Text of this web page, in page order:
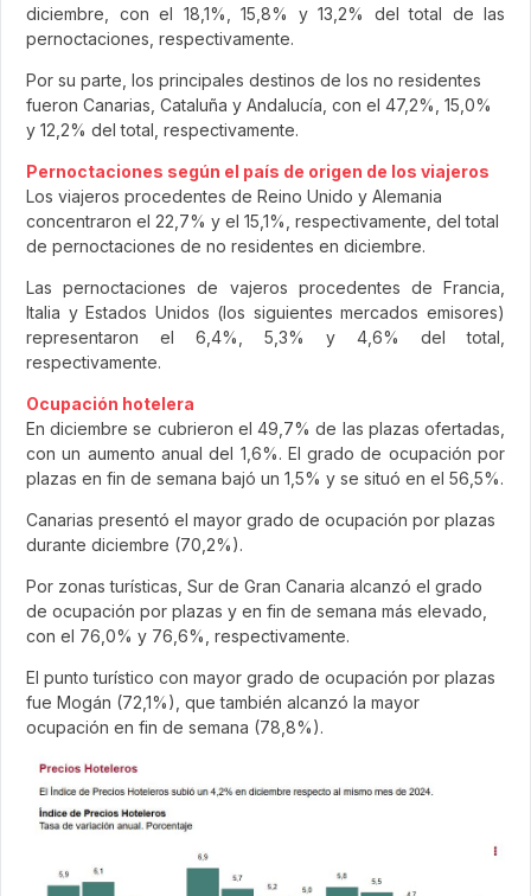
diciembre, con el 18,1%, 15,8% y 13,2% del total de las
pernoctaciones, respectivamente.
Por su parte, los principales destinos de los no residentes
fueron Canarias, Cataluña y Andalucía, con el 47,2%, 15,0%
y 12,2% del total, respectivamente.
Pernoctaciones según el país de origen de los viajeros
Los viajeros procedentes de Reino Unido y Alemania
concentraron el 22,7% y el 15,1%, respectivamente, del total
de pernoctaciones de no residentes en diciembre.
Las pernoctaciones de vajeros procedentes de Francia,
Italia y Estados Unidos (los siguientes mercados emisores)
representaron el 6,4%, 5,3% y 4,6% del total,
respectivamente.
Ocupación hotelera
En diciembre se cubrieron el 49,7% de las plazas ofertadas,
con un aumento anual del 1,6%. El grado de ocupación por
plazas en fin de semana bajó un 1,5% y se situó en el 56,5%.
Canarias presentó el mayor grado de ocupación por plazas
durante diciembre (70,2%).
Por zonas turísticas, Sur de Gran Canaria alcanzó el grado
de ocupación por plazas y en fin de semana más elevado,
con el 76,0% y 76,6%, respectivamente.
El punto turístico con mayor grado de ocupación por plazas
fue Mogán (72,1%), que también alcanzó la mayor
ocupación en fin de semana (78,8%).